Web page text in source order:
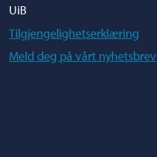
UiB
Tilgjengelighetserklæring
Meld deg på vårt nyhetsbrev